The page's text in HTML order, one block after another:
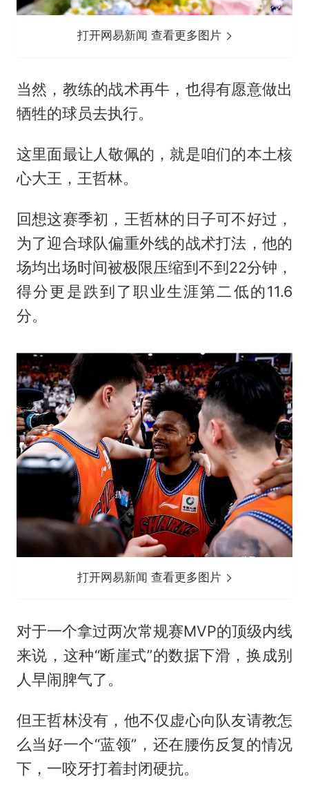
打开网易新闻 查看更多图片
当然，教练的战术再牛，也得有愿意做出
牺牲的球员去执行。
这里面最让人敬佩的，就是咱们的本土核
心大王， 王哲林。
回想这赛季初，王哲林的日子可不好过，
为了迎合球队偏重外线的战术打法，他的
场均出场时间被极限压缩到不到22分钟，
得分更是跌到了职业生涯第二低的11.6
分。
打开网易新闻 查看更多图片
对于一个拿过两次常规赛MVP的顶级内线
来说，这种“断崖式”的数据下滑，换成别
人早闹脾气了。
但王哲林没有，他不仅虚心向队友请教怎
么当好一个“蓝领”，还在腰伤反复的情况
下，一咬牙打着封闭硬抗。